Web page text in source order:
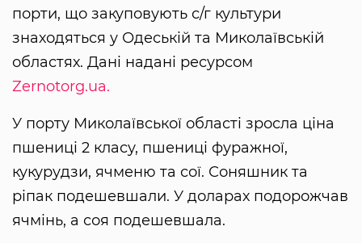
порти, що закуповують с/г культури
знаходяться у Одеській та Миколаївській
областях. Дані надані ресурсом
Zernotorg.ua.
У порту Миколаївської області зросла ціна
пшениці 2 класу, пшениці фуражної,
кукурудзи, ячменю та сої. Соняшник та
ріпак подешевшали. У доларах подорожчав
ячмінь, а соя подешевшала.